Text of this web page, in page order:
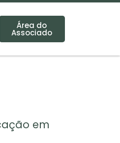
Área do
Associado
em